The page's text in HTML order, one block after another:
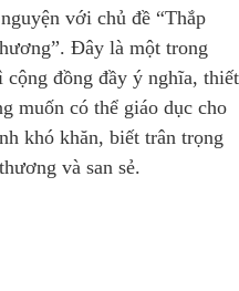
với chủ đề “Thắp
Đây là một trong
đồng đầy ý nghĩa, thiết
muốn có thể giáo dục cho
khó khăn, biết trân trọng
và san sẻ.